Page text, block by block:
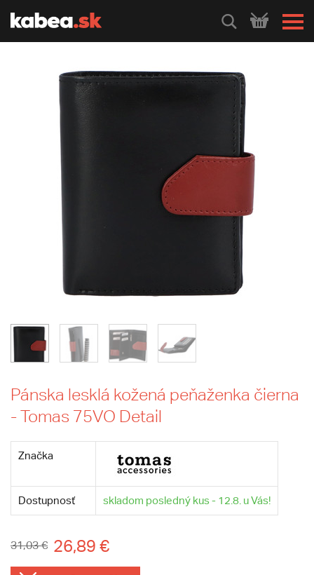
HLEDEJ
Pánska lesklá kožená peňaženka čierna
- Tomas 75VO Detail
Značka
Dostupnosť skladom posledný kus - 12.8. u Vás!
31,03 € 26,89 €